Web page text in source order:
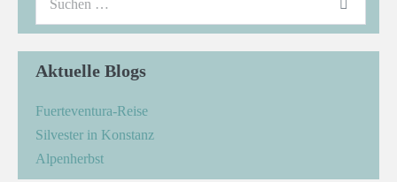
Aktuelle Blogs
Fuerteventura-Reise
Silvester in Konstanz
Alpenherbst